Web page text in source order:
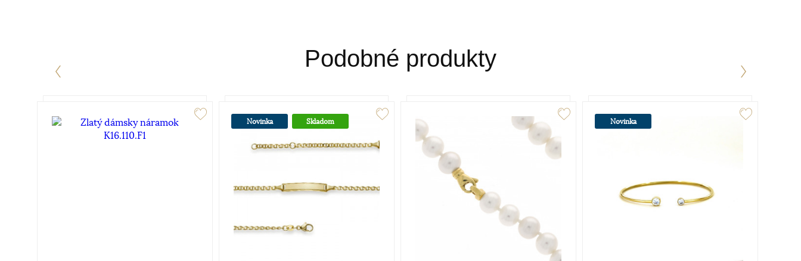
Podobné produkty
Novinka Skladom Novinka